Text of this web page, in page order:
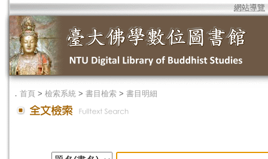
網站導覽
． 首頁 > 檢索系統 > 書目檢索 > 書目明細